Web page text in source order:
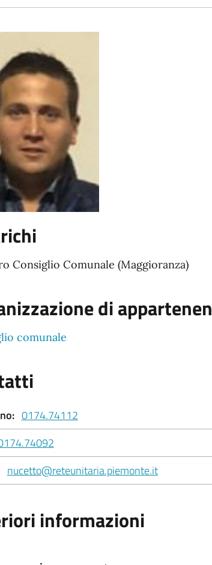
Consiglio Comunale (Maggioranza)
di
comunale
0174.74112
nucetto@reteunitaria.piemonte.it
informazioni